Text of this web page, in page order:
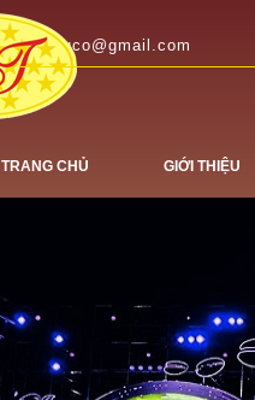
tinhtuco@gmail.com
TRANG CHỦ GIỚI THIỆU